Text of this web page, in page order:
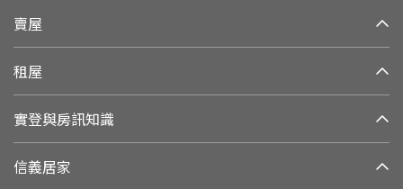
賣屋
租屋
實登與房訊知識
信義居家